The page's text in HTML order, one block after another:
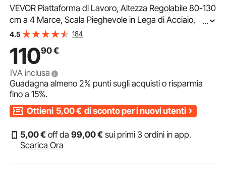
VEVOR Piattaforma di Lavoro, Altezza Regolabile 80-130
cm a 4 Marce, Scala Pieghevole in Lega di Acciaio,
Piattaforma per Ponteggi Capacità 400 kg, Piedini in
...
4.5 184
11090€
IVA inclusa
Guadagna almeno2% punti sugli acquisti o risparmia
fino a15%.
Ottieni 5,00€ di sconto per i nuovi utenti
5,00€ off da99,00€ sui primi 3 ordini in app.
Scarica Ora